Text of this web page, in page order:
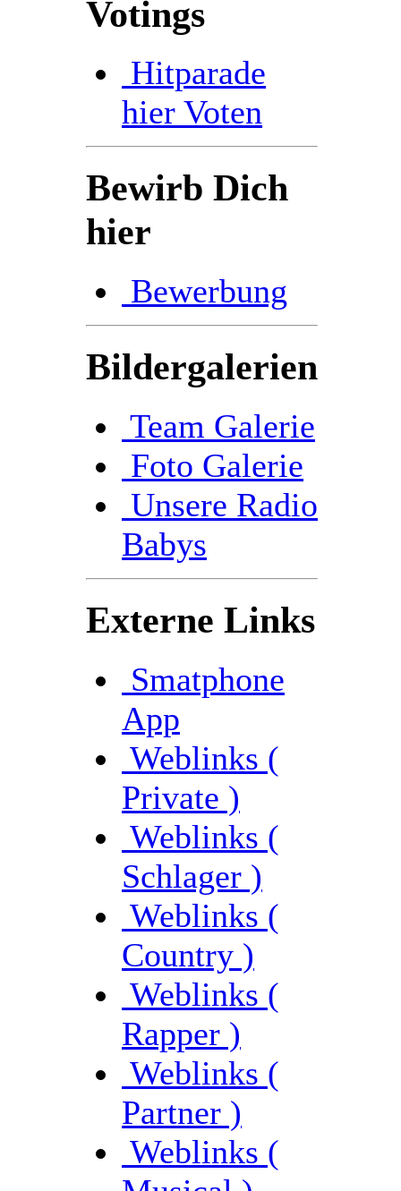
Votings
Hitparade
hier Voten
Bewirb Dich
hier
Bewerbung
Bildergalerien
Team Galerie
Foto Galerie
Unsere Radio
Babys
Externe Links
Smatphone
App
Weblinks (
Private )
Weblinks (
Schlager )
Weblinks (
Country )
Weblinks (
Rapper )
Weblinks (
Partner )
Weblinks (